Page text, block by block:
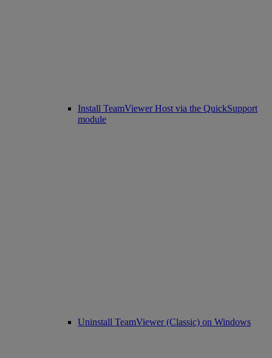
Install TeamViewer Host via the QuickSupport
module
Uninstall TeamViewer (Classic) on Windows